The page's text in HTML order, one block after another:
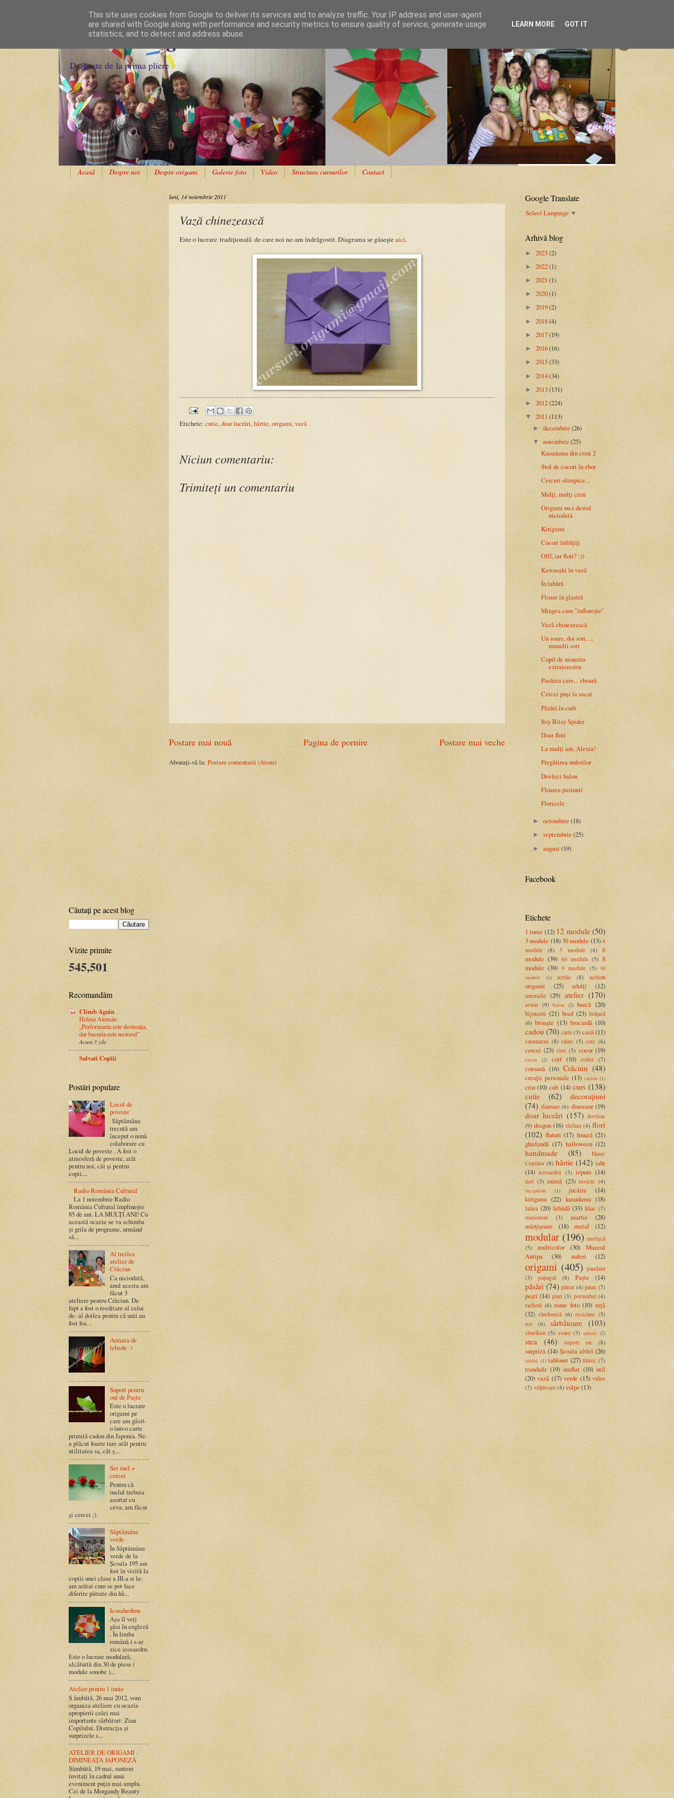
Cursuri Origami
Dragoste de la prima pliere
Acasă Despre noi Despre origami Galerie foto Video Structura cursurilor Contact
luni, 14 noiembrie 2011
Vază chinezească
Este o lucrare tradițională de care noi ne-am îndrăgostit. Diagrama se găseşteaici.
Etichete: cutie,doar lucrări,hârtie,origami,vază
Niciun comentariu:
Trimiteți un comentariu
Postare mai nouă Postare mai veche
Pagina de pornire
Abonați-vă la: Postare comentarii (Atom)
Căutați pe acest blog
Vizite primite
545,501
Recomandăm
Climb Again
Helena Alemán:
„Performanța este destinația,
dar bucuria este motorul”
Acum 3 zile
Salvati Copiii
Postări populare
Locul de
poveste
Săptămâna
trecută am
început o nouă
colaborare cu
Locul de poveste . A fost o
atmosferă de poveste, atât
pentru noi, cât și pentru
copii....
Radio România Cultural
La 1 noiembrie Radio
România Cultural împlinește
85 de ani. LA MULȚI ANI! Cu
această ocazie se va schimba
și grila de programe, urmând
să...
Al treilea
atelier de
Crăciun
Ca niciodată,
anul acesta am
făcut 3
ateliere pentru Crăciun. De
fapt a fost o reeditare al celui
de- al doilea pentru că unii au
fost foa...
Armata de
lebede :)
Suport pentru
oul de Paște
Este o lucrare
origami pe
care am găsit-
o într-o carte
primită cadou din Japonia. Ne-
a plăcut foarte tare atât pentru
utilitatea sa, cât ș...
Set inel +
cercei
Pentru că
inelul trebuia
asortat cu
ceva, am făcut
şi cercei ;)
Săptămâna
verde
În Săptămâna
verde de la
Școala 195 am
fost în vizită la
copiii unei clase a III-a si le-
am arătat cum se pot face
diferite pătrate din hâ...
Icosahedron
Așa îl veți
găsi în engleză
. În limba
română i s-ar
zice icosaedru.
Este o lucrare modulară,
alcătuită din 30 de piese (
module sonobe )...
Atelier pentru 1 iunie
S âmbătă, 26 mai 2012, vom
organiza ateliere cu ocazia
apropierii celei mai
importante sărbători: Ziua
Copilului. Distracția și
surprizele s...
ATELIER DE ORIGAMI -
DIMINEAȚA JAPONEZĂ
Sâmbătă, 19 mai, suntem
invitați în cadrul unui
eveniment puțin mai amplu.
Cei de la Morgandy Beauty
Google Translate
Select Language ▼
Arhivă blog
► 2023(2)
► 2022(1)
► 2021 (1)
► 2020(1)
► 2019(2)
► 2018(4)
► 2017(19)
► 2016(16)
► 2015(33)
► 2014(34)
► 2013(131)
► 2012(224)
▼ 2011 (113)
►decembrie(26)
▼noiembrie(25)
Kusudama din crini 2
Stol de cocori în zbor
Cercuri olimpice...
Mulţi, mulţi crini
Origami nu-i destul
niciodată
Kirigami
Cocori înfrăţiţi
Offf, iar flori? :))
Kawasaki în vază
În tabără
Floare în glastră
Mingea care "înfloreşte"
Vază chinezească
Un soare, doi sori, ...
muuulti sori
Copil de monstru
extraterestru
Pasărea care... zboară
Cercei puşi la uscat
Păsări în cuib
Itsy Bitsy Spider
Doar flori
La mulți ani, Alexia!
Pregătirea nuferilor
Dovleci balon
Floarea pasiunii
Floricele
►octombrie(18)
►septembrie(25)
►august(19)
Facebook
Etichete
1 iunie (12) 12 module (50)
3 module (18)30 module (13) 4
module
(8) 5 module (4)
6
module (39) 60 module (5) 8
module (39) 9 module (5) 90
module
(1) acrilic (8)
action
origami
(25) adulţi
(12)
animale (29) atelier (170)
avion (9) balon (2) barcă (20)
bijuterii (21) brad (23) brăţară
(6) broaşte (13) brocardă (10)
cadou (70) carte (3) casă(11)
catamaran (8) câine (5) cerc (6)
cercei (23) cioc (5) cocor (19)
cocoș (2) coif (10) colier (7)
coroană (16) Crăciun (48)
creaţii personale (13) creion (1)
crin (10) cub (14) curs (138)
cutie
(62)
decoraţiuni
(74) diamant (6) dinozaur (19)
doar lucrări (157) dovleac
(9) dragon (16) elefant (4) flori
(102) fluturi (17) frunză (21)
ghirlandă (17) halloween (12)
handmade (85)
Hanu'
Copiilor (8) hârtie (142) iaht
(14) icosaedru (3) iepure (14)
inel (3) inimă (23) insecte (4)
începători (1) jucărie
(14)
kirigami (22) kusudama (18)
lalea (20) lebădă (33) liliac (7)
marionete
(3) martie
(28)
mărţişoare
(18) metal (12)
modular (196) morișcă
(5)
multicolor (30)
Muzeul
Antipa
(30) nuferi (12)
origami (405) pandant
(3)
papagal (8) Paşte (14)
păsări (74) pătrat (4) păun (7)
peşti (14) pian (3) porumbel (4)
rachetă (6) rame foto (10) raţă
(32) rândunică (6) reciclare (5)
roz
(6) sărbătoare (103)
shuriken (5) soare (3) spirale (2)
stea (46) suport ou (8)
surpriză (14) Școala altfel (26)
tabără (1) tablouri (27) titirez (7)
trandafir (19) umflat (10) util
(20) vază (17) verde (15) video
(7) vrăjitoare (4) vulpe(13)
This site uses cookies from Google to deliver its services and to analyze traffic. Your IP address and user-agent
are shared with Google along with performance and security metrics to ensure quality of service, generate usage
statistics, and to detect and address abuse.
LEARN MORE GOT IT